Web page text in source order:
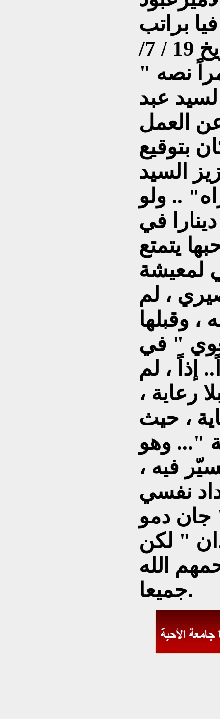
براتب
( 40 ) ديناراً ، والأخيرة بتاريخ 19 / 7/
نصه "
عبد
بتوقيع
السيد
.. ولو
، ان راتب الـ 40 دينارا في
يتمتع
لمعيشة
، لم
وقبلها
" في
60 ديناراً.. إذاً ، لم
رعاية ،
، حيث
"... وهو
فيه ،
نفسي
جان دمو
" لكن
الله
جميعا.